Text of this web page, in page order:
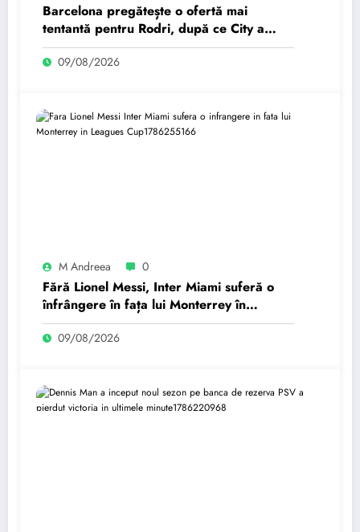
Barcelona pregătește o ofertă mai
tentantă pentru Rodri, după ce City a
refuzat prima propunere.
09/08/2026
M Andreea 0
Fără Lionel Messi, Inter Miami suferă o
înfrângere în fața lui Monterrey în
Leagues Cup
09/08/2026